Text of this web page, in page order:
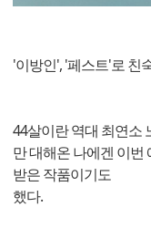
'이방인', '페스트'로 친
44살이란 역대 최연소
만 대해온 나에겐 이번
받은 작품이기도
했다.